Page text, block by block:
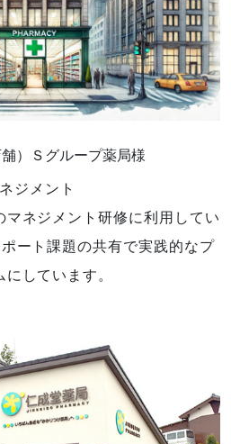
）Ｓグループ薬局様
ジメント
ネジメント研修に利用してい
ート課題の共有で実践的なプ
にしています。